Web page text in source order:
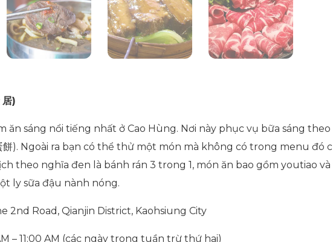
居)
ăn sáng nổi tiếng nhất ở Cao Hùng. Nơi này phục vụ bữa sáng
餅). Ngoài ra bạn có thể thử một món mà không có trong menu đó
theo nghĩa đen là bánh rán 3 trong 1, món ăn bao gồm youtiao
ly sữa đậu nành nóng.
2nd Road, Qianjin District, Kaohsiung City
– 11:00 AM (các ngày trong tuần trừ thứ hai)